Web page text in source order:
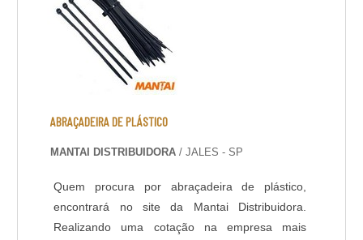
ABRAÇADEIRA DE PLÁSTICO
MANTAI DISTRIBUIDORA/ JALES - SP
Quem procura por abraçadeira de plástico,
encontrará no site da Mantai Distribuidora.
Realizando uma cotação na empresa mais